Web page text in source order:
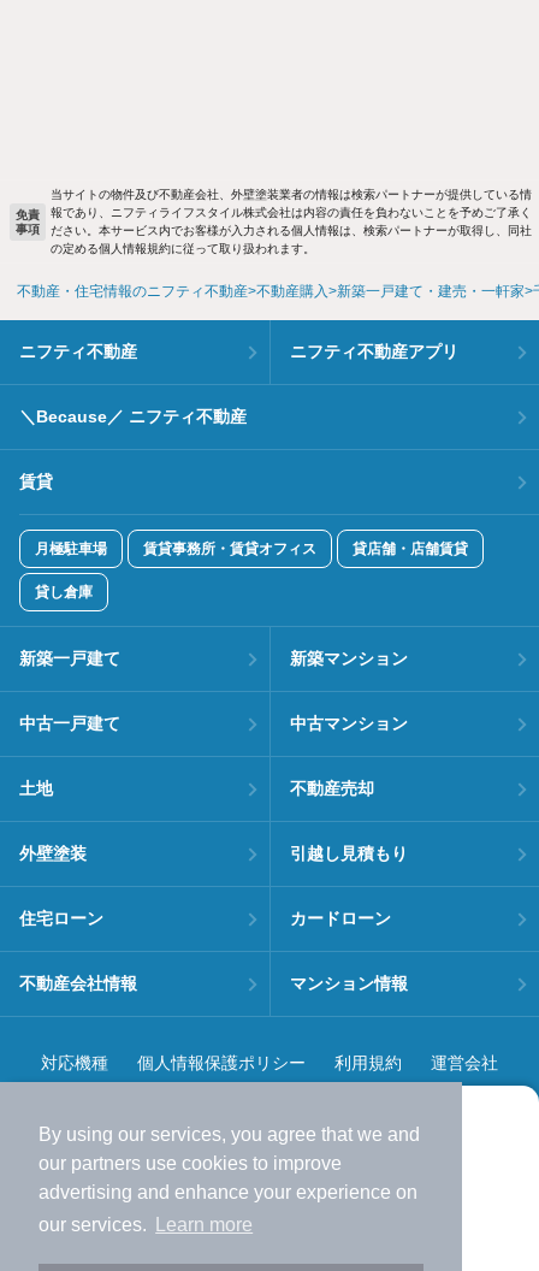
By using our services, you agree that we and
our partners use cookies to improve
advertising and enhance your experience on
our services.
Learn more
より使いやすくなった
アプリで物件探ししませんか？
サクサク動く地図で物件検索
免責
事項
当サイトの物件及び不動産会社、外壁塗装業者の情報は検索パートナーが提供している情
報であり、ニフティライフスタイル株式会社は内容の責任を負わないことを予めご了承く
ださい。本サービス内でお客様が入力される個人情報は、検索パートナーが取得し、同社
の定める個人情報規約に従って取り扱われます。
不動産・住宅情報のニフティ不動産 不動産購入 新築一戸建て・建売・一軒家
ニフティ不動産 ニフティ不動産アプリ
＼Because／ ニフティ不動産
賃貸
月極駐車場 賃貸事務所・賃貸オフィス 貸店舗・店舗賃貸
貸し倉庫
新築一戸建て 新築マンション
中古一戸建て 中古マンション
土地 不動産売却
外壁塗装 引越し見積もり
住宅ローン カードローン
不動産会社情報 マンション情報
対応機種 個人情報保護ポリシー 利用規約 運営会社
©NIFTY Lifestyle Co., Ltd.